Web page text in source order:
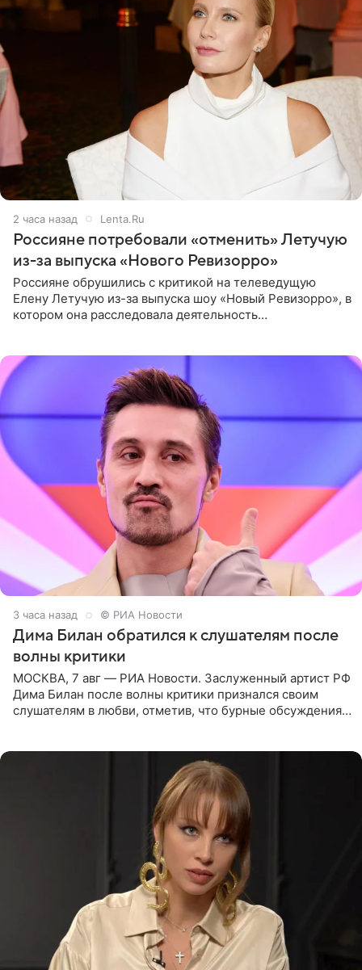
2 часа назад Lenta.Ru
Россияне потребовали «отменить» Летучую
из-за выпуска «Нового Ревизорро»
Россияне обрушились с критикой на телеведущую
Елену Летучую из-за выпуска шоу «Новый Ревизорро», в
котором она расследовала деятельность
3 часа назад © РИА Новости
Дима Билан обратился к слушателям после
волны критики
МОСКВА, 7 авг — РИА Новости. Заслуженный артист РФ
Дима Билан после волны критики признался своим
слушателям в любви, отметив, что бурные обсуждения